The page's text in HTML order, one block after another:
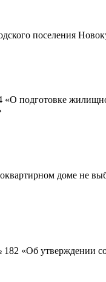
поселения
«О подготовке
доме не
«Об утверждении